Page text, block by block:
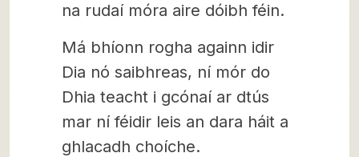
na rudaí móra aire dóibh féin.
Má bhíonn rogha againn idir
Dia nó saibhreas, ní mór do
Dhia teacht i gcónaí ar dtús
mar ní féidir leis an dara háit a
ghlacadh choíche.